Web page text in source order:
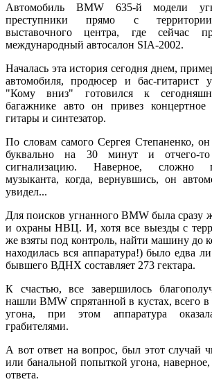
Автомобиль BMW 635-й модели
преступники прямо с
выставочного центра, где сейчас
международный автосалон SIA-2002.
Началась эта история сегодня днем,
автомобиля, продюсер и бас-гитарист
"Кому вниз" готовился к
багажнике авто он привез концертное
гитары и синтезатор.
По словам самого Сергея Степаненко,
буквально на 30 минут и отчего-
сигнализацию. Наверное, сложно
музыканта, когда, вернувшись, он
увидел...
Для поисков угнанного BMW была сразу
и охраны НВЦ. И, хотя все выезды с
же взяты под контроль, найти машину до
находилась вся аппаратура!) было едва
бывшего ВДНХ составляет 273 гектара.
К счастью, все завершилось
нашли BMW спрятанной в кустах, всего в
угона, при этом аппаратура
грабителями.
А вот ответ на вопрос, был этот случай
или банальной попыткой угона, наверное,
ответа.